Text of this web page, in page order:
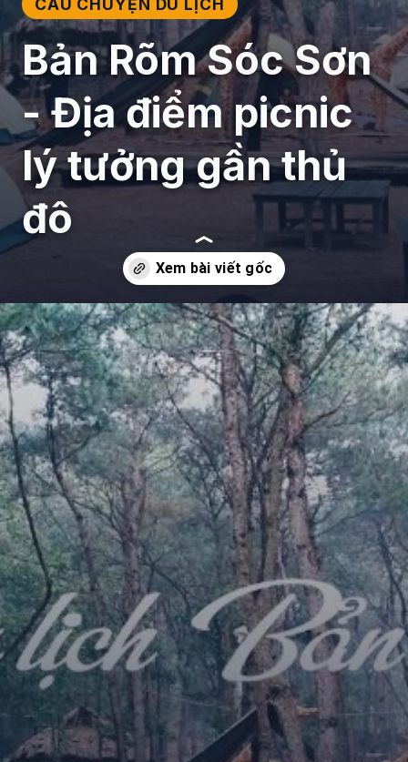
CÂU CHUYỆN DU LỊCH
Bản Rõm Sóc Sơn
- Địa điểm picnic
lý tưởng gần thủ
đô
Đang mở https://giaydabonghana.com/ban-rom-soc-son